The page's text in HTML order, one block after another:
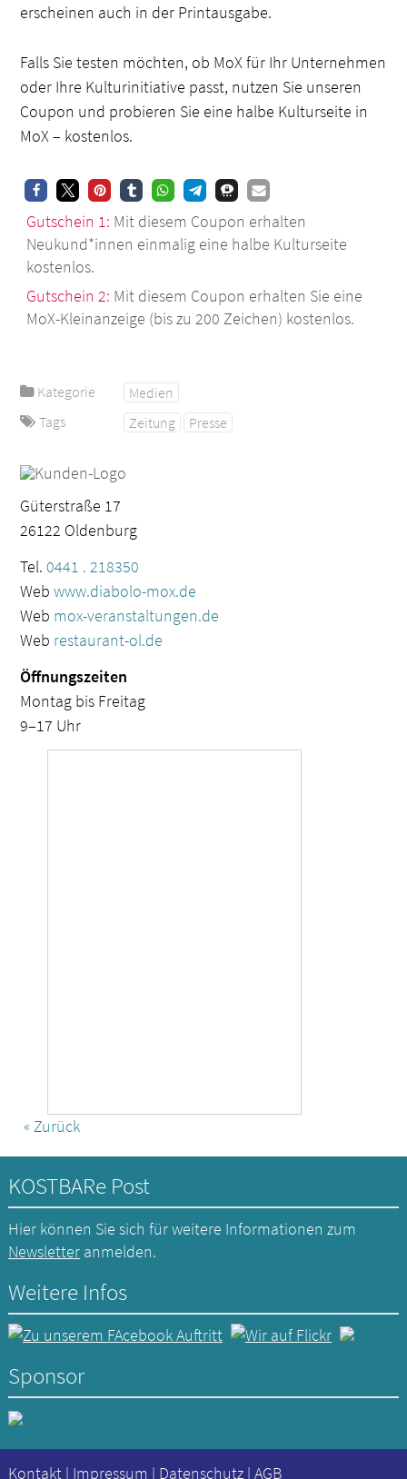
erscheinen auch in der Printausgabe.
Falls Sie testen möchten, ob MoX für Ihr Unternehmen
oder Ihre Kulturinitiative passt, nutzen Sie unseren
Coupon und probieren Sie eine halbe Kulturseite in
MoX – kostenlos.
Gutschein 1: Mit diesem Coupon erhalten
Neukund*innen einmalig eine halbe Kulturseite
kostenlos.
Gutschein 2: Mit diesem Coupon erhalten Sie eine
MoX-Kleinanzeige (bis zu 200 Zeichen) kostenlos.
Kategorie
Medien
Tags
Zeitung Presse
Güterstraße 17
26122 Oldenburg
Tel.0441 . 218350
Webwww.diabolo-mox.de
Web mox-veranstaltungen.de
Web restaurant-ol.de
Öffnungszeiten
Montag bis Freitag
9–17 Uhr
« Zurück
KOSTBARe Post
Hier können Sie sich für weitere Informationen zum
Newsletteranmelden.
Weitere Infos
Sponsor
Kontakt | Impressum | Datenschutz | AGB